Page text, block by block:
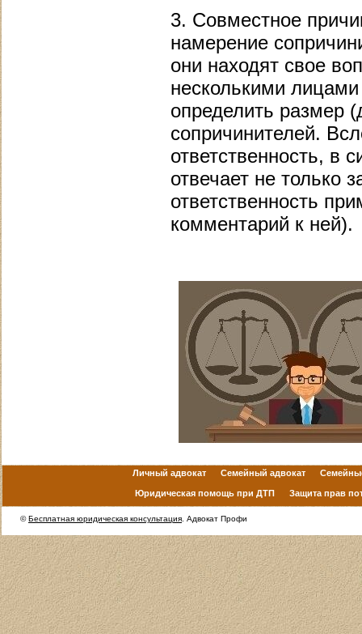
3. Совместное
намерение
они находят свое
несколькими
определить размер
сопричинителей.
ответственность, в
отвечает не только
ответственность
комментарий к ней).
Личный адвокат Семейный адвокат
Юридическая помощь при ДТП Защита прав
©Бесплатная юридическая консультация . Адвокат Профи